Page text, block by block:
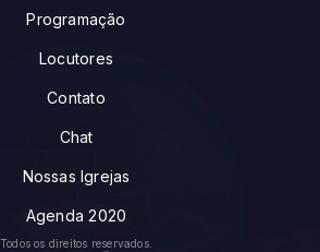
Programação
Locutores
Contato
Chat
Nossas Igrejas
Agenda 2020
Todos os direitos reservados.